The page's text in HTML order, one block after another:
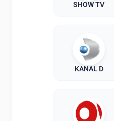
SHOW TV
KANAL D